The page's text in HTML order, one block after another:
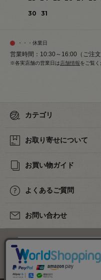
30
31
・・・休業日
営業時間：10:30～16:00（ご注文
※各実店舗の営業日は 店舗情報をご覧く
カテゴリ
お取り寄せについて
お買い物ガイド
よくあるご質問
お問い合わせ
下着・